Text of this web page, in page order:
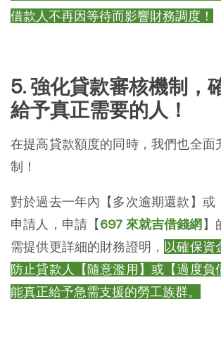
借款人不再因等待而影響財務調度！
5. 強化貸款審核機制，
給予真正需要的人！
在提高貸款額度的同時，我們也全面
制！
對於過去一年內【多次逾期還款】或
申請人，申請【697 來就吉借錢網 】
需提供更詳細的財務證明， 以確保資
防止貸款人【隨意濫用】或【過度負
能真正給予急需支援的勞工族群。